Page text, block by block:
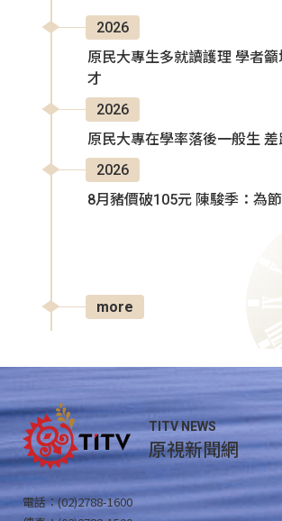
2026
原民大專生多就讀護理 學者
才
2026
原民大專在學率落後一般生
2026
8月豬價破105元 陳駿季：為
more
TITV NEWS
原視新聞網
電話：(02)2788-1600